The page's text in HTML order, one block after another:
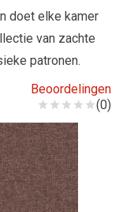
doet elke kamer
van zachte
patronen.
Beoordelingen
(0)